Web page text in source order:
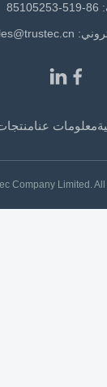
sales@trustec.cn
عنامنتجات